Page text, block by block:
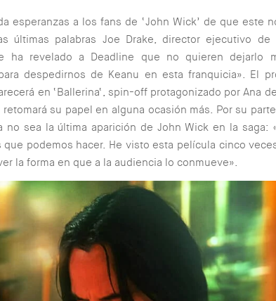
esperanzas a los fans de ‘John Wick’ de que este
últimas palabras Joe Drake, director ejecutivo de
ha revelado a Deadline que no quieren dejarlo
despedirnos de Keanu en esta franquicia». El
en ‘Ballerina‘, spin-off protagonizado porAna
su papel en alguna ocasión más. Por su
no sea la última aparición de John Wick en la saga:
podemos hacer. He visto esta película cinco
la forma en que a la audiencia lo conmueve».